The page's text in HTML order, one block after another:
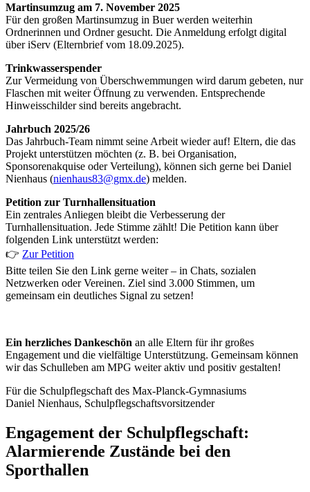
Martinsumzug am 7. November 2025
Für den großen Martinsumzug in Buer werden weiterhin
Ordnerinnen und Ordner gesucht. Die Anmeldung erfolgt digital
über iServ (Elternbrief vom 18.09.2025).
Trinkwasserspender
Zur Vermeidung von Überschwemmungen wird darum gebeten, nur
Flaschen mit weiter Öffnung zu verwenden. Entsprechende
Hinweisschilder sind bereits angebracht.
Jahrbuch 2025/26
Das Jahrbuch-Team nimmt seine Arbeit wieder auf! Eltern, die das
Projekt unterstützen möchten (z. B. bei Organisation,
Sponsorenakquise oder Verteilung), können sich gerne bei Daniel
Nienhaus (nienhaus83@gmx.de) melden.
Petition zur Turnhallensituation
Ein zentrales Anliegen bleibt die Verbesserung der
Turnhallensituation. Jede Stimme zählt! Die Petition kann über
folgenden Link unterstützt werden:
👉 Zur Petition
Bitte teilen Sie den Link gerne weiter – in Chats, sozialen
Netzwerken oder Vereinen. Ziel sind 3.000 Stimmen, um
gemeinsam ein deutliches Signal zu setzen!
Ein herzliches Dankeschön an alle Eltern für ihr großes
Engagement und die vielfältige Unterstützung. Gemeinsam können
wir das Schulleben am MPG weiter aktiv und positiv gestalten!
Für die Schulpflegschaft des Max-Planck-Gymnasiums
Daniel Nienhaus, Schulpflegschaftsvorsitzender
Engagement der Schulpflegschaft:
Alarmierende Zustände bei den
Sporthallen